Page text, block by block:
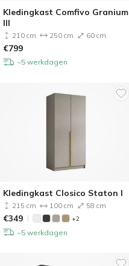
Kledingkast Comfivo Granium
III
210 cm 250 cm 60 cm
€799
~5 werkdagen
Kledingkast Closico Staton I
215 cm 100 cm 58 cm
€349 +2
~5 werkdagen